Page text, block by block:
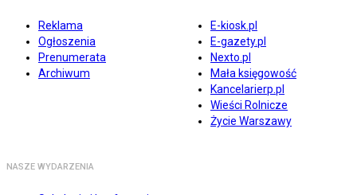
Reklama
Ogłoszenia
Prenumerata
Archiwum
E-kiosk.pl
E-gazety.pl
Nexto.pl
Mała księgowość
Kancelarierp.pl
Wieści Rolnicze
Życie Warszawy
NASZE WYDARZENIA